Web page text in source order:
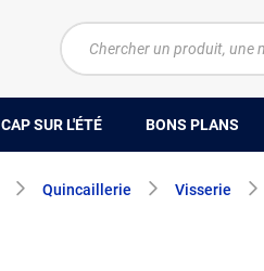
CAP SUR L'ÉTÉ BONS PLANS
Quincaillerie Visserie